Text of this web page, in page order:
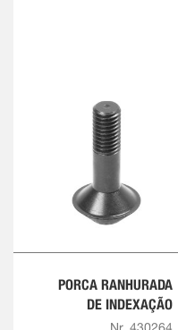
PORCA RANHURADA
DE INDEXAÇÃO